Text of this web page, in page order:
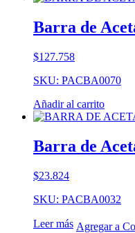
Barra de
$127.758
SKU: PACBA0070
Añadir al carrito
Barra de
$23.824
SKU: PACBA0032
Leer más Agregar a